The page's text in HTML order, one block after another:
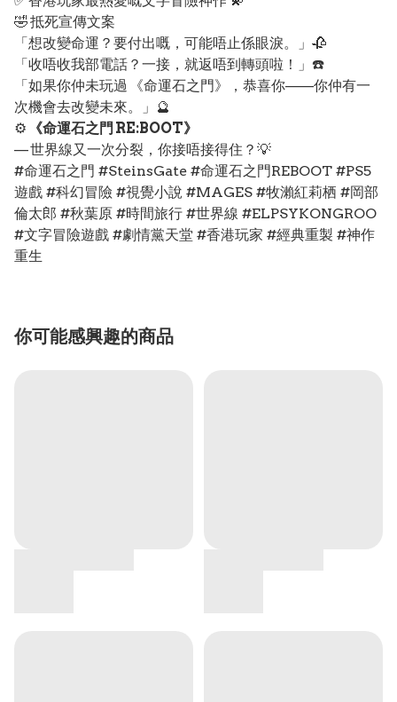
🤣 抵死宣傳文案
「想改變命運？要付出嘅，可能唔止係眼淚。」🥀
「收唔收我部電話？一接，就返唔到轉頭啦！」☎️
「如果你仲未玩過 《命運石之門》，恭喜你——你仲有一
次機會去改變未來。」🔮
⚙️
《命運石之門 RE:BOOT》
— 世界線又一次分裂，你接唔接得住？💡
#命運石之門 #SteinsGate #命運石之門REBOOT #PS5
遊戲 #科幻冒險 #視覺小說 #MAGES #牧瀨紅莉栖 #岡部
倫太郎 #秋葉原 #時間旅行 #世界線 #ELPSYKONGROO
#文字冒險遊戲 #劇情黨天堂 #香港玩家 #經典重製 #神作
重生
你可能感興趣的商品